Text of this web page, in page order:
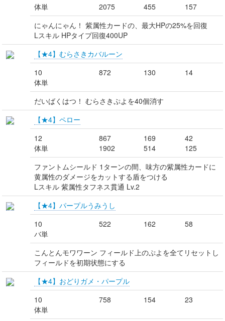
体単
2075
455
157
にゃんにゃん！ 紫属性カードの、最大HPの25%を回復
Lスキル HPタイプ回復400UP
【★4】むらさきカバルーン
10
体単
872 130 14
だいばくはつ！ むらさきぷよを40個消す
【★4】ペロー
12
体単
867
1902
169
514
42
125
ファントムシールド 1ターンの間、味方の紫属性カードに
黄属性のダメージをカットする盾をつける
Lスキル 紫属性タフネス貫通 Lv.2
【★4】パープルうみうし
10
バ単
522 162 58
こんとんモワワーン フィールド上のぷよを全てリセットし
フィールドを初期状態にする
【★4】おどりガメ・パープル
10
体単
758 154 23